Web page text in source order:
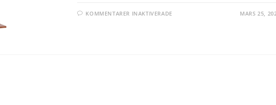
KOMMENTARER INAKTIVERADEFÖR MARS 25,